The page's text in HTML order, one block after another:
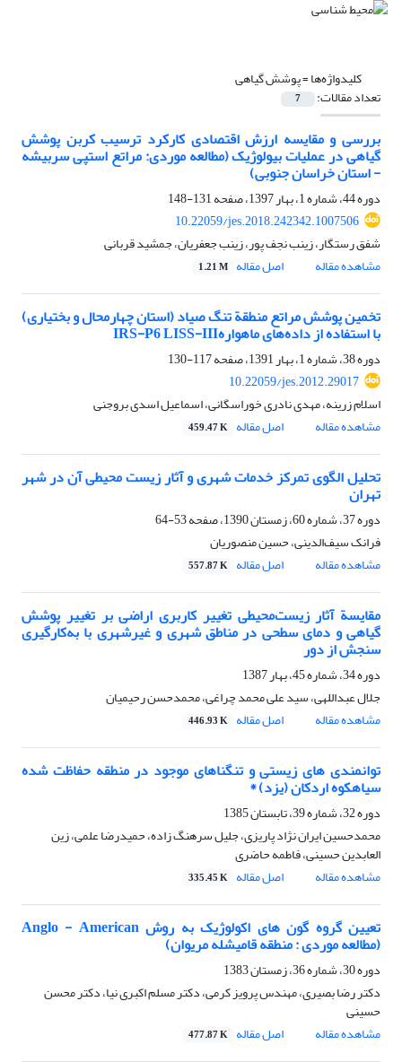
کلیدواژه‌ها =پوشش گیاهی
تعداد مقالات: 7
بررسی و مقایسه ارزش اقتصادی کارکرد ترسیب کربن پوشش
گیاهی در عملیات بیولوژیک (مطالعه موردی: مراتع استپی سربیشه
- استان خراسان جنوبی)
دوره 44، شماره 1، بهار 1397، صفحه
131-148
10.22059/jes.2018.242342.1007506
شفق رستگار، زینب نجف پور، زینب جعفریان، جمشید قربانی
مشاهده مقاله
اصل مقاله 1.21 M
تخمین پوشش مراتع منطقة تنگ صیاد (استان چهارمحال و بختیاری)
با استفاده از داده‌های ماهوارهIRS-P6 LISS-III
دوره 38، شماره 1، بهار 1391، صفحه
117-130
10.22059/jes.2012.29017
اسلام زرینه، مهدی نادری خوراسگانی، اسماعیل اسدی بروجنی
مشاهده مقاله
اصل مقاله 459.47 K
تحلیل الگوی تمرکز خدمات شهری و آثار زیست محیطی آن در شهر
تهران
دوره 37، شماره 60، زمستان 1390، صفحه
53-64
فرانک سیف‌الدینی، حسین منصوریان
مشاهده مقاله
اصل مقاله 557.87 K
مقایسة آثار زیست‌محیطی تغییر کاربری اراضی بر تغییر پوشش
گیاهی و دمای سطحی در مناطق شهری و غیرشهری با به‌کارگیری
سنجش از دور
دوره 34، شماره 45، بهار 1387
جلال عبداللهی، سید علی محمد چراغی، محمدحسن رحیمیان
مشاهده مقاله
اصل مقاله 446.93 K
توانمندی های زیستی و تنگناهای موجود در منطقه حفاظت شده
سیاهکوه اردکان (یزد) *
دوره 32، شماره 39، تابستان 1385
محمدحسین ایران نژاد پاریزی، جلیل سرهنگ زاده، حمیدرضا علمی، زین
العابدین حسینی، فاطمه حاضری
مشاهده مقاله
اصل مقاله 335.45 K
تعیین گروه گون های اکولوژیک به روش Anglo - American
(مطالعه موردی : منطقه قامیشله مریوان)
دوره 30، شماره 36، زمستان 1383
دکتر رضا بصیری، مهندس پرویز کرمی، دکتر مسلم اکبری نیا، دکتر محسن
حسینی
مشاهده مقاله
اصل مقاله 477.87 K